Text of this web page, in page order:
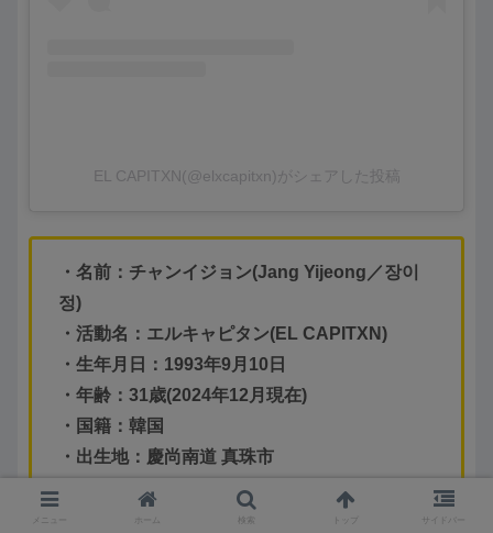
EL CAPITXN(@elxcapitxn)がシェアした投稿
・名前：チャンイジョン(Jang Yijeong／장이
정)
・活動名：エルキャピタン(EL CAPITXN)
・生年月日：1993年9月10日
・年齢：31歳(2024年12月現在)
・国籍：韓国
・出生地：慶尚南道 真珠市
・身長：173cm
・体重：60kg
メニュー ホーム 検索 トップ サイドバー